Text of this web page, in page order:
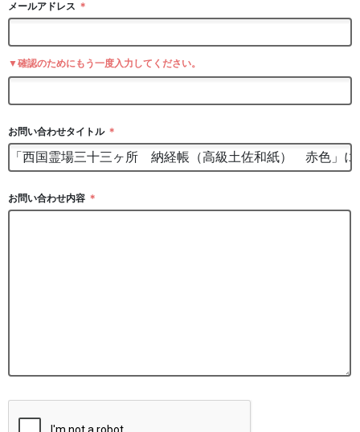
メールアドレス ＊
▼確認のためにもう一度入力してください。
お問い合わせタイトル ＊
お問い合わせ内容 ＊